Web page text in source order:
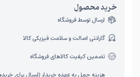
خرید محصول
ارسال توسط فروشگاه
گارانتی اصالت و سلامت فیزیکی کالا
تضمین کیفیت کالاهای فروشگاه